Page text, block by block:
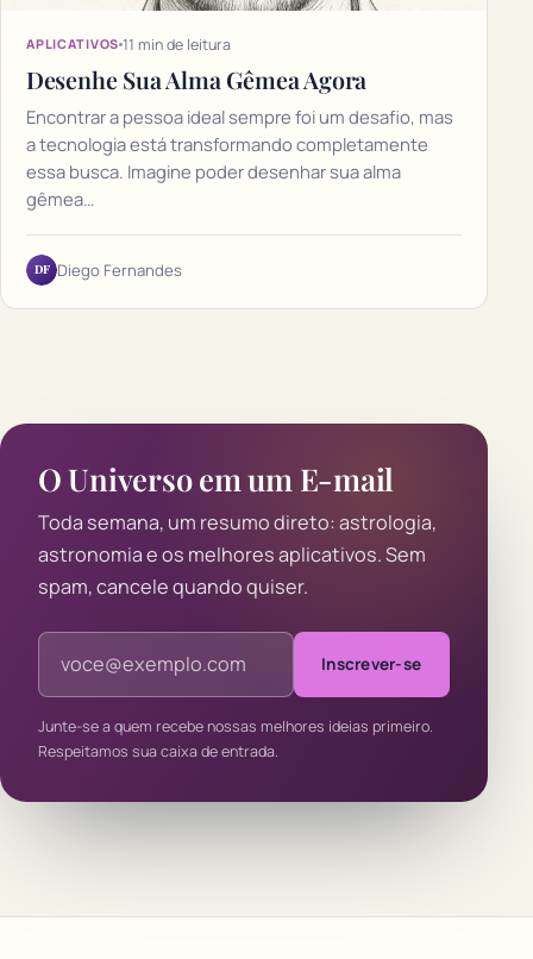
APLICATIVOS 11 min de leitura
Desenhe Sua Alma Gêmea Agora
Encontrar a pessoa ideal sempre foi um desafio, mas
a tecnologia está transformando completamente
essa busca. Imagine poder desenhar sua alma
gêmea…
DF Diego Fernandes
O Universo em um E-mail
Toda semana, um resumo direto: astrologia,
astronomia e os melhores aplicativos. Sem
spam, cancele quando quiser.
Endereço de e-mail
Inscrever-se
Junte-se a quem recebe nossas melhores ideias primeiro.
Respeitamos sua caixa de entrada.